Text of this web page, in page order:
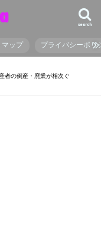
search
ップ プライバシーポリ
者の倒産・廃業が相次ぐ